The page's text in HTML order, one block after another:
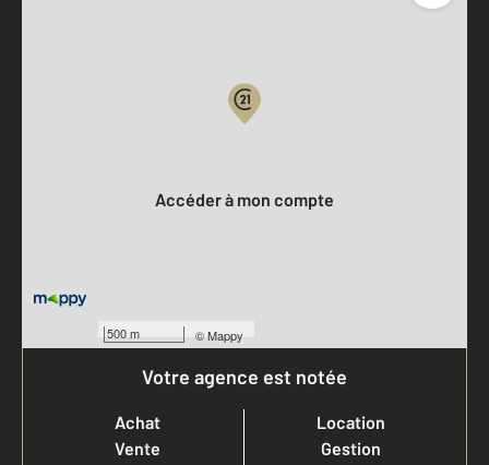
500 m ©Mappy
Accéder à mon compte
Votre agence est notée
Achat
Vente
Location
Gestion